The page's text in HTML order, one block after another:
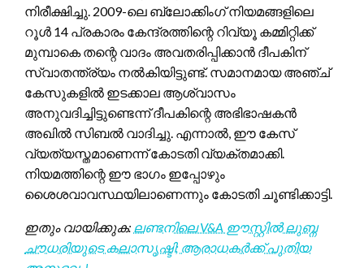
നിരീക്ഷിച്ചു. 2009-ലെ ബ്ലോക്കിംഗ് നിയമങ്ങളിലെ
റൂൾ 14 പ്രകാരം കേന്ദ്രത്തിന്റെ റിവ്യൂ കമ്മിറ്റിക്ക്
മുമ്പാകെ തന്റെ വാദം അവതരിപ്പിക്കാൻ ദീപകിന്
സ്വാതന്ത്ര്യം നൽകിയിട്ടുണ്ട്. സമാനമായ അഞ്ച്
കേസുകളിൽ ഇടക്കാല ആശ്വാസം
അനുവദിച്ചിട്ടുണ്ടെന്ന് ദീപകിന്റെ അഭിഭാഷകൻ
അഖിൽ സിബൽ വാദിച്ചു. എന്നാൽ, ഈ കേസ്
വ്യത്യസ്തമാണെന്ന് കോടതി വ്യക്തമാക്കി.
നിയമത്തിന്റെ ഈ ഭാഗം ഇപ്പോഴും
ശൈശവാവസ്ഥയിലാണെന്നും കോടതി ചൂണ്ടിക്കാട്ടി.
ഇതും വായിക്കുക: ലണ്ടനിലെ V&A ഈസ്റ്റിൽ ലുബ്ന
ചൗധരിയുടെ കലാസൃഷ്ടി; ആരാധകർക്ക് പുതിയ